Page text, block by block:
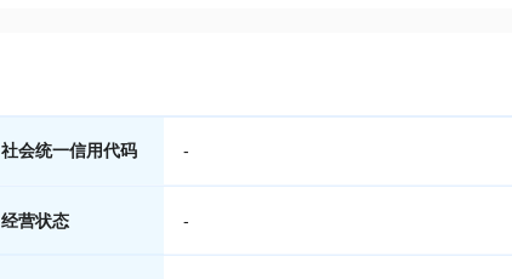
社会统一信用代码 -
经营状态 -